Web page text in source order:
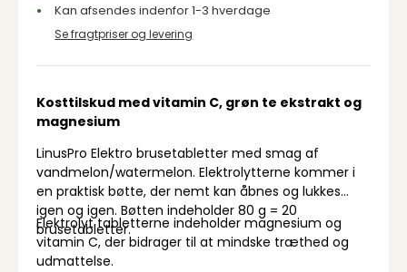
Kan afsendes indenfor 1-3 hverdage
Se fragtpriser og levering
Kosttilskud med vitamin C, grøn te ekstrakt og
magnesium
LinusPro Elektro brusetabletter med smag af
vandmelon/watermelon. Elektrolytterne kommer i
en praktisk bøtte, der nemt kan åbnes og lukkes
igen og igen. Bøtten indeholder 80 g = 20
brusetabletter.
Elektrolyt tabletterne indeholder magnesium og
vitamin C, der bidrager til at mindske træthed og
udmattelse.